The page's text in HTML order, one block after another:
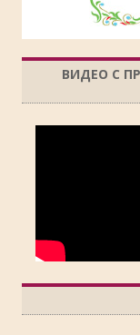
ВИДЕО С